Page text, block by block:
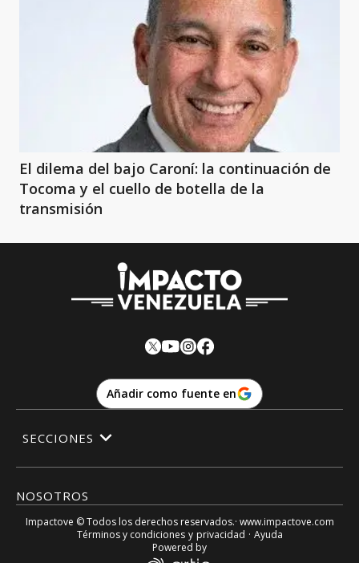
El dilema del bajo Caroní: la continuación de
Tocoma y el cuello de botella de la
transmisión
Añadir como fuente en
NOSOTROS
SECCIONES
Impactove © Todos los derechos reservados.· www.impactove.com
Términos y condiciones y privacidad · Ayuda
Powered by